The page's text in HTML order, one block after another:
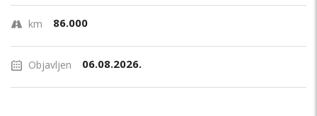
km 86.000
Objavljen 06.08.2026.